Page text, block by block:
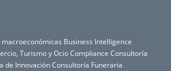
Business Intelligence
Turismo y OcioCompliance Consultoría
de InnovaciónConsultoría Funeraria